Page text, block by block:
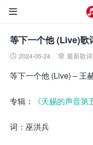

等下一个他 (Live)歌
 2024-05-24  最新歌词
等下一个他 (Live) – 王
专辑： 《天赐的声音
词：巫洪兵